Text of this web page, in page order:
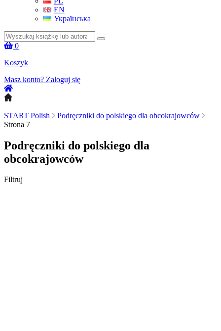
EN
Українська
Szukaj:
0
Koszyk
Masz konto? Zaloguj się
START Polish
Podręczniki do polskiego dla obcokrajowców
Strona 7
Podręczniki do polskiego dla
obcokrajowców
Filtruj